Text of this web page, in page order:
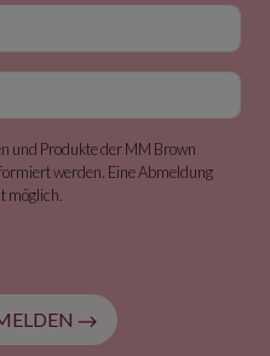
und Produkte der MM Brown
werden. Eine Abmeldung
möglich.